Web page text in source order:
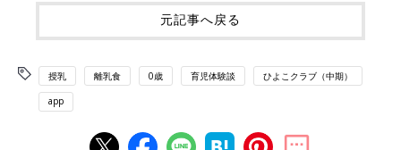
元記事へ戻る
授乳 離乳食 0歳 育児体験談 ひよこクラブ（中期）
app